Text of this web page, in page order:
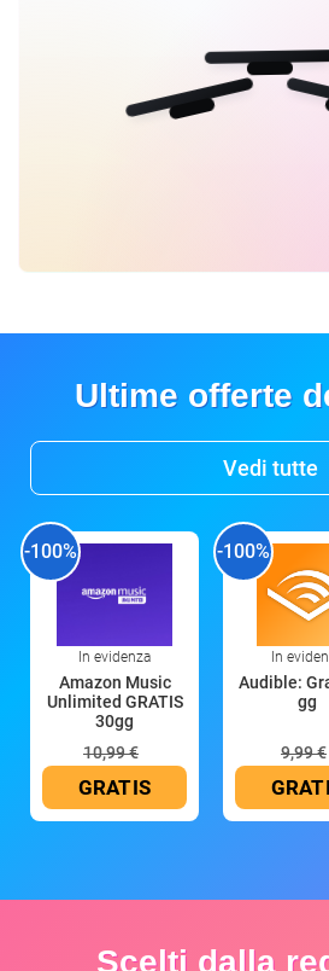
Ultime offerte
Vedi tutte
-100%
In evidenza
Amazon Music
Unlimited GRATIS
30gg
10,99 €
GRATIS
-100%
In
Audible:
gg
9,99 €
Scelti dalla